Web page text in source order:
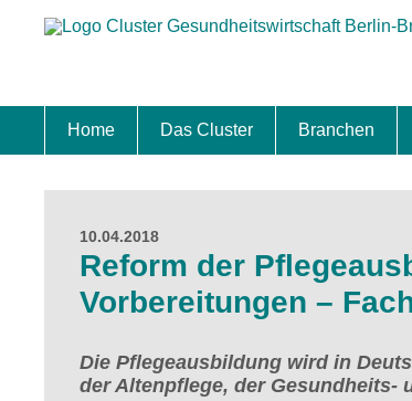
Home Das Cluster Branchen
10.04.2018
Reform der
Vorbereitungen –
Die Pflegeausbildung wird in
der Altenpflege, der Gesundheits-